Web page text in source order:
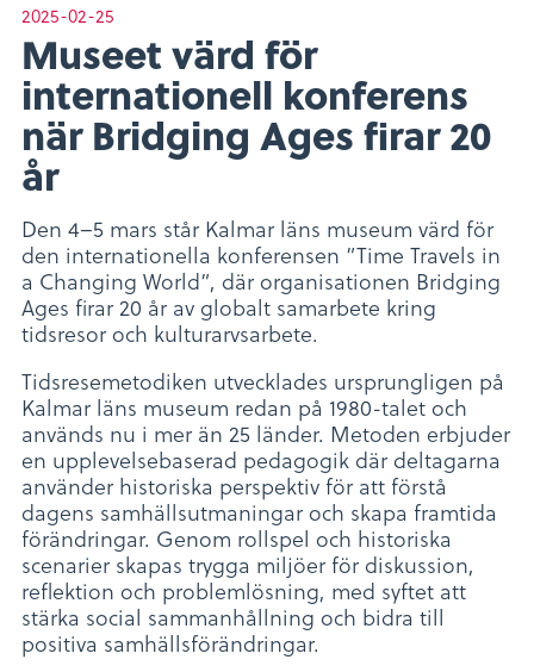
2025-02-25
Museet värd för
internationell konferens
när Bridging Ages firar 20
år
Den 4–5 mars står Kalmar läns museum värd för
den internationella konferensen ”Time Travels in
a Changing World”, där organisationen Bridging
Ages firar 20 år av globalt samarbete kring
tidsresor och kulturarvsarbete.
Tidsresemetodiken utvecklades ursprungligen på
Kalmar läns museum redan på 1980-talet och
används nu i mer än 25 länder. Metoden erbjuder
en upplevelsebaserad pedagogik där deltagarna
använder historiska perspektiv för att förstå
dagens samhällsutmaningar och skapa framtida
förändringar. Genom rollspel och historiska
scenarier skapas trygga miljöer för diskussion,
reflektion och problemlösning, med syftet att
stärka social sammanhållning och bidra till
positiva samhällsförändringar.